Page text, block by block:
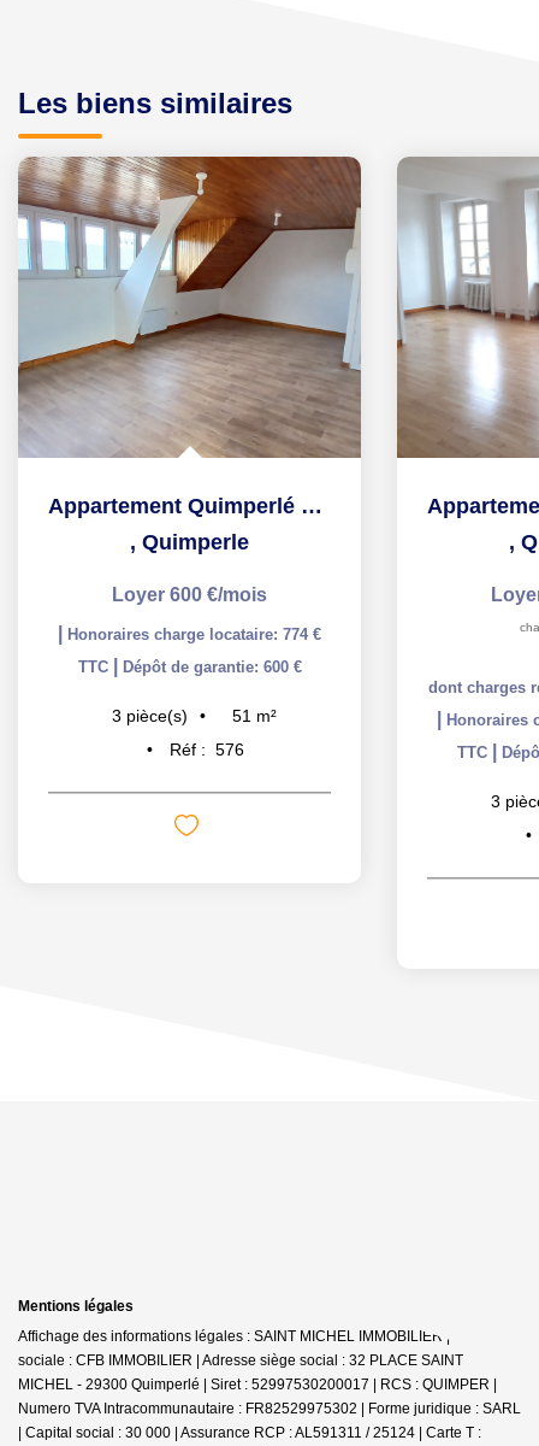
Les biens similaires
Appartement Quimperlé 3 pièces - 50.86 m2
, Quimperle
Loyer 600 €/mois
Honoraires charge locataire: 774 €
TTC
Dépôt de garantie: 600 €
3 pièce(s) 51 m²
Réf : 576
,
dont charges
Honoraires
TTC
3
Mentions légales
Affichage des informations légales : SAINT MICHEL IMMOBILIER | Raison
sociale : CFB IMMOBILIER | Adresse siège social : 32 PLACE SAINT
MICHEL - 29300 Quimperlé | Siret : 52997530200017 | RCS : QUIMPER |
Numero TVA Intracommunautaire : FR82529975302 | Forme juridique : SARL
| Capital social : 30 000 | Assurance RCP : AL591311 / 25124 | Carte T :